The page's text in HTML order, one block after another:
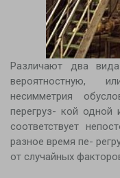
Различают два
вероятностную,
несимметрия
перегруз- кой одной
соответствует
разное время пе-
от случайных